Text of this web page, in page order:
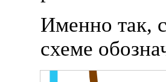
Именно так,
схеме